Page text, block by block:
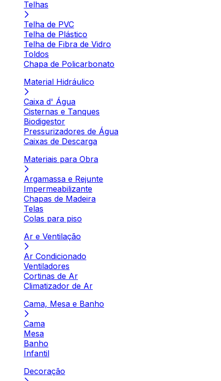
Telhas
Telha de PVC
Telha de Plástico
Telha de Fibra de Vidro
Toldos
Chapa de Policarbonato
Material Hidráulico
Caixa d' Água
Cisternas e Tanques
Biodigestor
Pressurizadores de Água
Caixas de Descarga
Materiais para Obra
Argamassa e Rejunte
Impermeabilizante
Chapas de Madeira
Telas
Colas para piso
Ar e Ventilação
Ar Condicionado
Ventiladores
Cortinas de Ar
Climatizador de Ar
Cama, Mesa e Banho
Cama
Mesa
Banho
Infantil
Decoração